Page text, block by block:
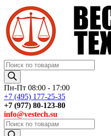
Поиск
товаров
Пн-Пт 08:00 - 17:00
+7 (495) 177-25-35
+7 (977) 80-123-80
info@vestech.su
Поиск
товаров